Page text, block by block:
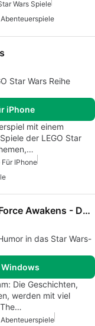
Wars Spiele
Star Wars Reihe
iPhone
mit einem
der LEGO Star
IPhone
LEGO® STAR WARS™: The Force Awakens - Deluxe Edition
in das Star Wars-
Die Geschichten,
werden mit viel
The…